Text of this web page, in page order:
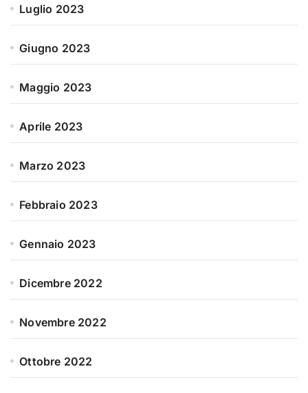
Luglio 2023
Giugno 2023
Maggio 2023
Aprile 2023
Marzo 2023
Febbraio 2023
Gennaio 2023
Dicembre 2022
Novembre 2022
Ottobre 2022